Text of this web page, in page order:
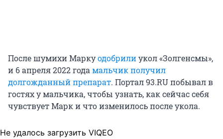
После шумихи Маркуодобрилиукол «Золгенсмы»,
и 6 апреля 2022 годамальчик получил
долгожданный препарат. Портал 93.RU побывал в
гостях у мальчика, чтобы узнать, как сейчас себя
чувствует Марк и что изменилось после укола.
Не удалось загрузить VIQEO